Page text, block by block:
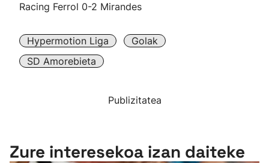
Racing Ferrol 0-2 Mirandes
Hypermotion Liga
Golak
SD Amorebieta
Publizitatea
Zure interesekoa izan daiteke